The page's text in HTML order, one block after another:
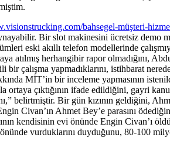
bahsegel-müşteri-
Bir slot makinesini ücretsiz demo
eski akıllı telefon modellerinde
atılmış herhangibir rapor
bir çalışma yapmadıklarını, istihbarat
MİT’in bir inceleme yapmasının
ortaya çıktığının ifade edildiğini, gayri
belirtmiştir. Bir gün kızının geldiğini,
Civan’ın Ahmet Bey’e parasını
kendisinin evi önünde Engin
vurduklarını duyduğunu, 80-100